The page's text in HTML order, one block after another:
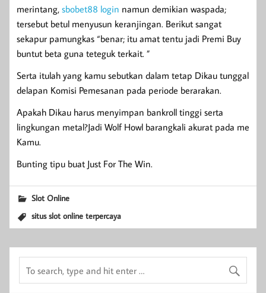
merintang, sbobet88 login namun demikian waspada;
tersebut betul menyusun keranjingan. Berikut sangat
sekapur pamungkas “benar; itu amat tentu jadi Premi Buy
buntut beta guna teteguk terkait. ”
Serta itulah yang kamu sebutkan dalam tetap Dikau tunggal
delapan Komisi Pemesanan pada periode berarakan.
Apakah Dikau harus menyimpan bankroll tinggi serta
lingkungan metal?Jadi Wolf Howl barangkali akurat pada me
Kamu.
Bunting tipu buat Just For The Win.
Slot Online
situs slot online terpercaya